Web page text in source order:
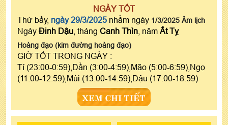
NGÀY TỐT
Thứ bảy, ngày 29/3/2025 nhằm ngày 1/3/2025 Âm lịch
Ngày Đinh Dậu , tháng Canh Thìn , năm Ất Tỵ
Hoàng đạo (kim đường hoàng đạo)
GIỜ TỐT TRONG NGÀY :
Tí (23:00-0:59),Dần (3:00-4:59),Mão (5:00-6:59),Ngọ
(11:00-12:59),Mùi (13:00-14:59),Dậu (17:00-18:59)
XEM CHI TIẾT